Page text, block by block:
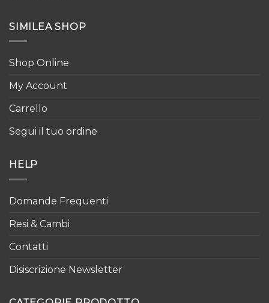
SIMILEA SHOP
Shop Online
My Account
Carrello
Segui il tuo ordine
HELP
Domande Frequenti
Resi & Cambi
Contatti
Disiscrizione Newsletter